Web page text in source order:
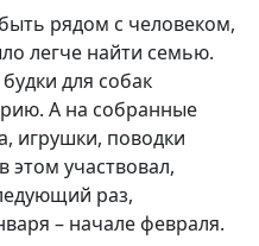
рядом с человеком,
легче найти семью.
для собак
А на собранные
игрушки, поводки
этом участвовал,
раз,
– начале февраля.